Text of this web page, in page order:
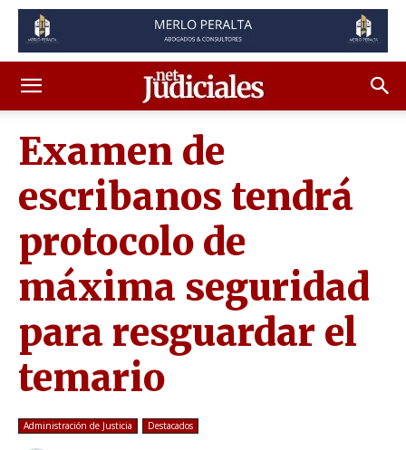
Examen de
escribanos tendrá
protocolo de
máxima seguridad
para resguardar el
temario
Administración de Justicia Destacados